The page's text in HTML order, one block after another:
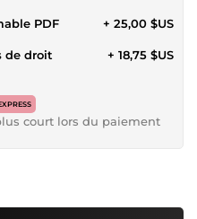
PDF + 25,00 $US
de droit + 18,75 $US
court lors du paiement